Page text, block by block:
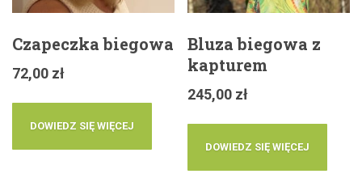
Czapeczka biegowa
72,00 zł
DOWIEDZ SIĘ WIĘCEJ
Bluza biegowa z
kapturem
245,00 zł
DOWIEDZ SIĘ WIĘCEJ